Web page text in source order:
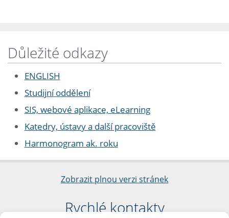
Důležité odkazy
ENGLISH
Studijní oddělení
SIS, webové aplikace, eLearning
Katedry, ústavy a další pracoviště
Harmonogram ak. roku
Zobrazit plnou verzi stránek
Rychlé kontakty